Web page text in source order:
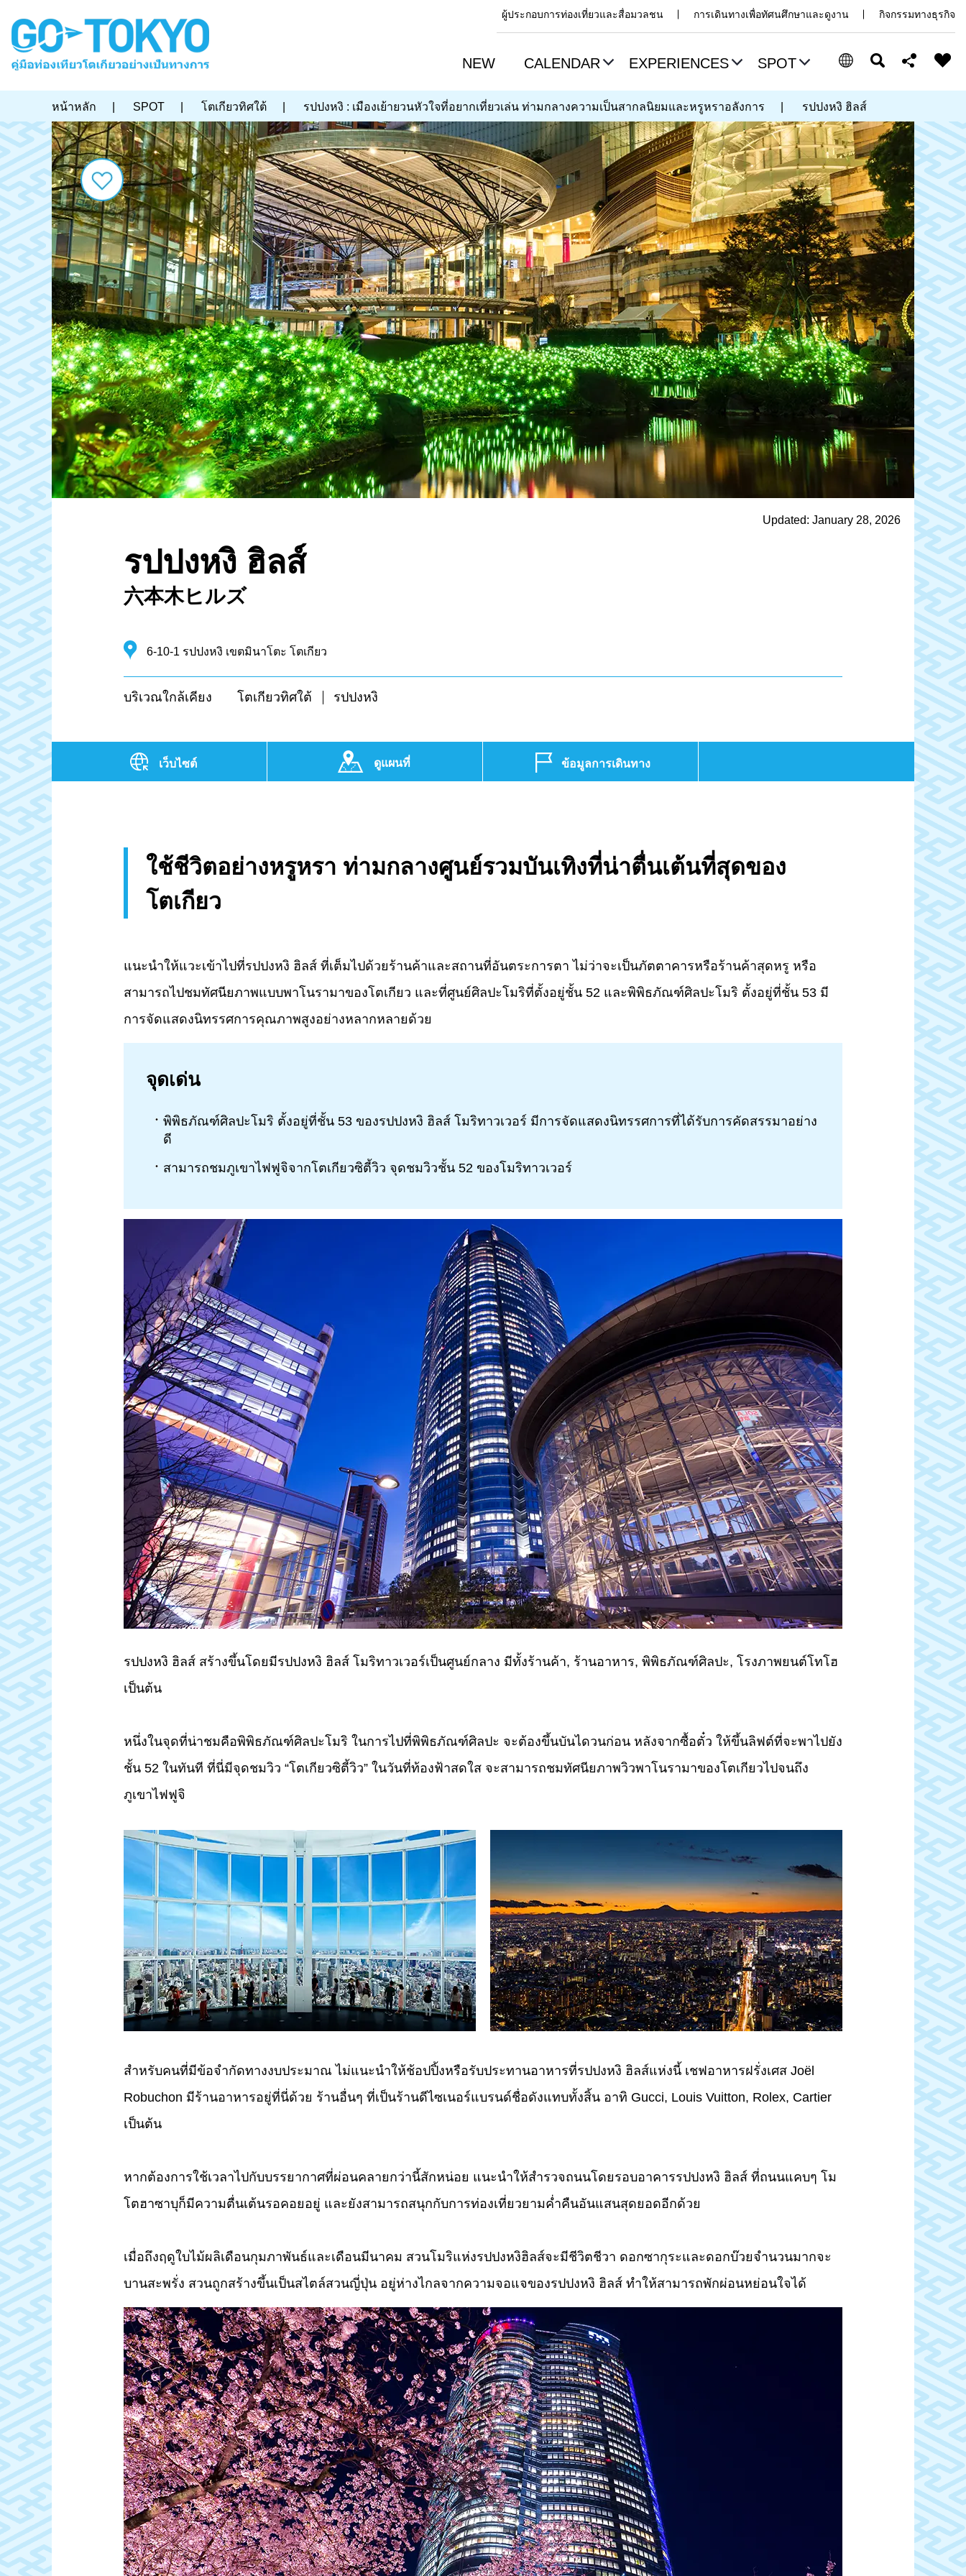
ผู้ประกอบการท่องเที่ยวและสื่อมวลชน การเดินทางเพื่อทัศนศึกษาและดูงาน กิจกรรมทางธุรกิจ
NEW CALENDAR EXPERIENCES SPOT
หน้าหลัก SPOT โตเกียวทิศใต้ รปปงหงิ : เมืองเย้ายวนหัวใจที่อยากเที่ยวเล่น ท่ามกลางความเป็นสากลนิยมและหรูหราอลังการ รปปงหงิ ฮิลส์
Updated: January 28, 2026
รปปงหงิ ฮิลส์
六本木ヒルズ
6-10-1 รปปงหงิ เขตมินาโตะ โตเกียว
บริเวณใกล้เคียง โตเกียวทิศใต้ รปปงหงิ
เว็บไซต์ ดูแผนที่ ข้อมูลการเดินทาง
ใช้ชีวิตอย่างหรูหรา ท่ามกลางศูนย์รวมบันเทิงที่น่าตื่นเต้นที่สุดของ
โตเกียว
แนะนำให้แวะเข้าไปที่รปปงหงิ ฮิลส์ ที่เต็มไปด้วยร้านค้าและสถานที่อันตระการตา ไม่ว่าจะเป็นภัตตาคารหรือร้านค้าสุดหรู หรือ
สามารถไปชมทัศนียภาพแบบพาโนรามาของโตเกียว และที่ศูนย์ศิลปะโมริที่ตั้งอยู่ชั้น 52 และพิพิธภัณฑ์ศิลปะโมริ ตั้งอยู่ที่ชั้น 53 มี
การจัดแสดงนิทรรศการคุณภาพสูงอย่างหลากหลายด้วย
จุดเด่น
พิพิธภัณฑ์ศิลปะโมริ ตั้งอยู่ที่ชั้น 53 ของรปปงหงิ ฮิลส์ โมริทาวเวอร์ มีการจัดแสดงนิทรรศการที่ได้รับการคัดสรรมาอย่าง
ดี
สามารถชมภูเขาไฟฟูจิจากโตเกียวซิตี้วิว จุดชมวิวชั้น 52 ของโมริทาวเวอร์
รปปงหงิ ฮิลส์ สร้างขึ้นโดยมีรปปงหงิ ฮิลส์ โมริทาวเวอร์เป็นศูนย์กลาง มีทั้งร้านค้า, ร้านอาหาร, พิพิธภัณฑ์ศิลปะ, โรงภาพยนต์โทโฮ
เป็นต้น
หนึ่งในจุดที่น่าชมคือพิพิธภัณฑ์ศิลปะโมริ ในการไปที่พิพิธภัณฑ์ศิลปะ จะต้องขึ้นบันไดวนก่อน หลังจากซื้อตั๋ว ให้ขึ้นลิฟต์ที่จะพาไปยัง
ชั้น 52 ในทันที ที่นี่มีจุดชมวิว “โตเกียวซิตี้วิว” ในวันที่ท้องฟ้าสดใส จะสามารถชมทัศนียภาพวิวพาโนรามาของโตเกียวไปจนถึง
ภูเขาไฟฟูจิ
สำหรับคนที่มีข้อจำกัดทางงบประมาณ ไม่แนะนำให้ช้อปปิ้งหรือรับประทานอาหารที่รปปงหงิ ฮิลส์แห่งนี้ เชฟอาหารฝรั่งเศส Joël
Robuchon มีร้านอาหารอยู่ที่นี่ด้วย ร้านอื่นๆ ที่เป็นร้านดีไซเนอร์แบรนด์ชื่อดังแทบทั้งสิ้น อาทิ Gucci, Louis Vuitton, Rolex, Cartier
เป็นต้น
หากต้องการใช้เวลาไปกับบรรยากาศที่ผ่อนคลายกว่านี้สักหน่อย แนะนำให้สำรวจถนนโดยรอบอาคารรปปงหงิ ฮิลส์ ที่ถนนแคบๆ โม
โตฮาซาบุก็มีความตื่นเต้นรอคอยอยู่ และยังสามารถสนุกกับการท่องเที่ยวยามค่ำคืนอันแสนสุดยอดอีกด้วย
เมื่อถึงฤดูใบไม้ผลิเดือนกุมภาพันธ์และเดือนมีนาคม สวนโมริแห่งรปปงหงิฮิลส์จะมีชีวิตชีวา ดอกซากุระและดอกบ๊วยจำนวนมากจะ
บานสะพรั่ง สวนถูกสร้างขึ้นเป็นสไตล์สวนญี่ปุ่น อยู่ห่างไกลจากความจอแจของรปปงหงิ ฮิลส์ ทำให้สามารถพักผ่อนหย่อนใจได้